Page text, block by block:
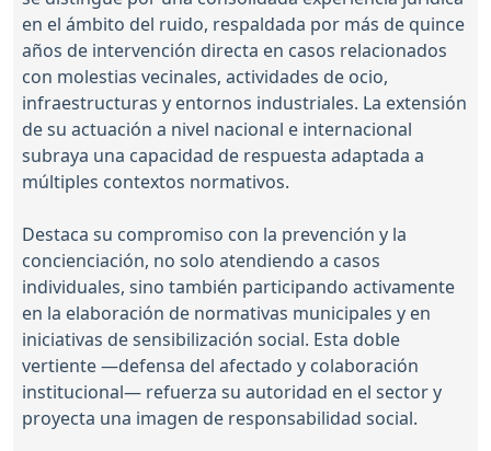
en el ámbito del ruido, respaldada por más de quince
años de intervención directa en casos relacionados
con molestias vecinales, actividades de ocio,
infraestructuras y entornos industriales. La extensión
de su actuación a nivel nacional e internacional
subraya una capacidad de respuesta adaptada a
múltiples contextos normativos.
Destaca su compromiso con la prevención y la
concienciación, no solo atendiendo a casos
individuales, sino también participando activamente
en la elaboración de normativas municipales y en
iniciativas de sensibilización social. Esta doble
vertiente —defensa del afectado y colaboración
institucional— refuerza su autoridad en el sector y
proyecta una imagen de responsabilidad social.